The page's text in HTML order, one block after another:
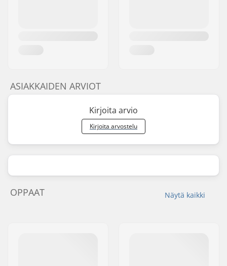
ASIAKKAIDEN ARVIOT
Kirjoita arvio
Kirjoita arvostelu
Näytä kaikki
OPPAAT